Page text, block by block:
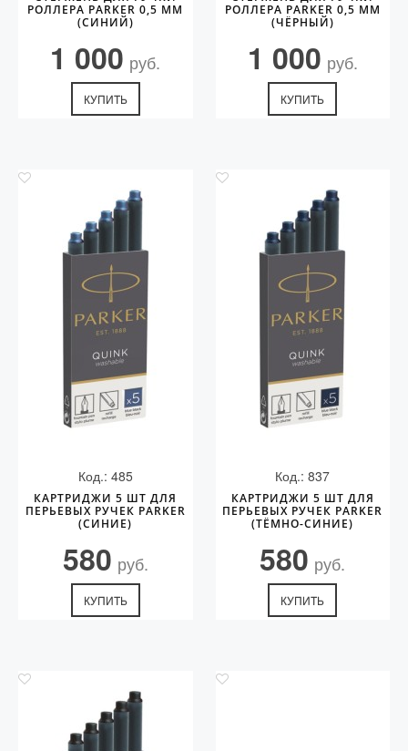
РОЛЛЕРА PARKER 0,5 ММ
(СИНИЙ)
1 000 руб.
КУПИТЬ
РОЛЛЕРА PARKER 0,5 ММ
(ЧЁРНЫЙ)
1 000 руб.
КУПИТЬ
Код.: 485
КАРТРИДЖИ 5 ШТ ДЛЯ
ПЕРЬЕВЫХ РУЧЕК PARKER
(СИНИЕ)
580 руб.
КУПИТЬ
Код.: 837
КАРТРИДЖИ 5 ШТ ДЛЯ
ПЕРЬЕВЫХ РУЧЕК PARKER
(ТЁМНО-СИНИЕ)
580 руб.
КУПИТЬ